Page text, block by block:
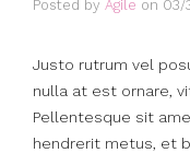
Posted by Agile on 03/
Justo rutrum vel
nulla at est ornare,
Pellentesque sit
hendrerit metus, et